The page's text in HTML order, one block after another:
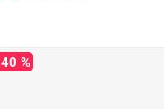
40 %